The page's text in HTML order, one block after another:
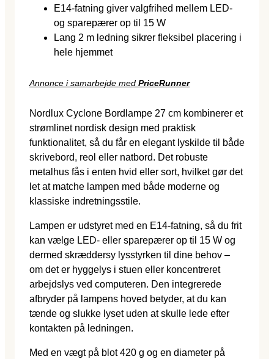
E14-fatning giver valgfrihed mellem LED-
og sparepærer op til 15 W
Lang 2 m ledning sikrer fleksibel placering i
hele hjemmet
Annonce i samarbejde med PriceRunner
Nordlux Cyclone Bordlampe 27 cm kombinerer et
strømlinet nordisk design med praktisk
funktionalitet, så du får en elegant lyskilde til både
skrivebord, reol eller natbord. Det robuste
metalhus fås i enten hvid eller sort, hvilket gør det
let at matche lampen med både moderne og
klassiske indretningsstile.
Lampen er udstyret med en E14-fatning, så du frit
kan vælge LED- eller sparepærer op til 15 W og
dermed skræddersy lysstyrken til dine behov –
om det er hyggelys i stuen eller koncentreret
arbejdslys ved computeren. Den integrerede
afbryder på lampens hoved betyder, at du kan
tænde og slukke lyset uden at skulle lede efter
kontakten på ledningen.
Med en vægt på blot 420 g og en diameter på